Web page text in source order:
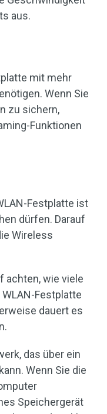
aus.
mit mehr
Wenn Sie
zu sichern,
Funktionen
Festplatte ist
dürfen. Darauf
Wireless
achten, wie viele
Festplatte
dauert es
das über ein
Wenn Sie die
Speichergerät